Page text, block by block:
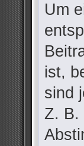
Um
ist,
sind
Z. B.